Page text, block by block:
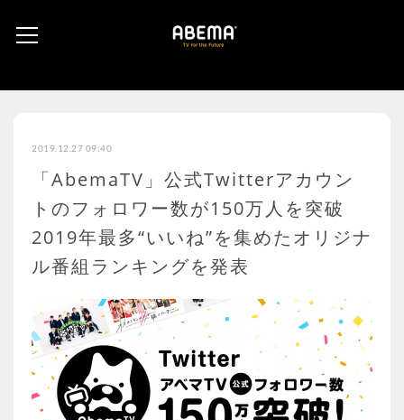
2019.12.27 09:40
「AbemaTV」公式Twitterアカウン
トのフォロワー数が150万人を突破
2019年最多“いいね”を集めたオリジナ
ル番組ランキングを発表